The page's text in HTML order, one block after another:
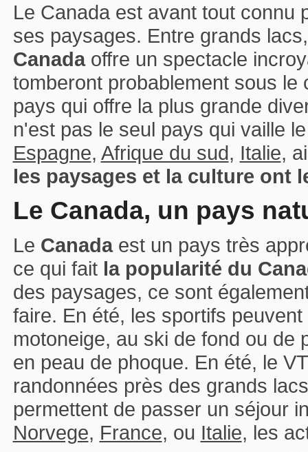
Le Canada est avant tout connu
ses paysages. Entre grands
Canadaoffre un spectacle
tomberont probablement sous
pays qui offre la plus grande
n'est pas le seul pays qui vaille
Espagne, Afrique du sud, Italie,
les paysages et la culture ont
Le Canada, un pays
Le Canadaest un pays très
ce qui fait la popularité du
des paysages, ce sont
faire. En été, les sportifs
motoneige, au ski de fond ou de
en peau de phoque. En été, le
randonnées près des grands
permettent de passer un séjour
Norvege, France, ou Italie, les